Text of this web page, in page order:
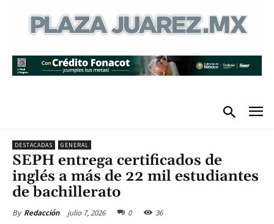
DESTACADAS GENERAL
SEPH entrega certificados de
inglés a más de 22 mil estudiantes
de bachillerato
By Redacción julio 7, 2026 0 36